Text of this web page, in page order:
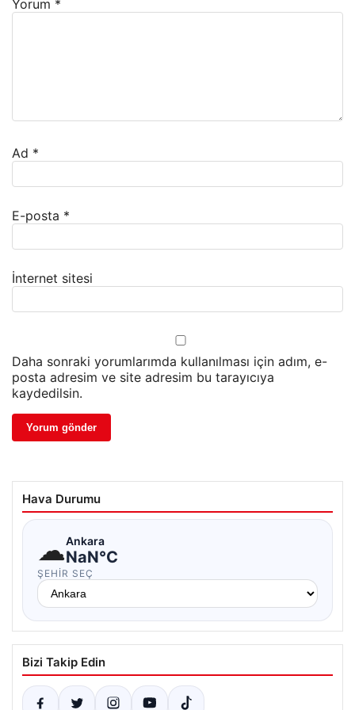
Yorum *
Ad *
E-posta *
İnternet sitesi
Daha sonraki yorumlarımda kullanılması için adım, e-
posta adresim ve site adresim bu tarayıcıya
kaydedilsin.
Hava Durumu
☁Ankara
NaN°C
ŞEHIR SEÇ
Bizi Takip Edin